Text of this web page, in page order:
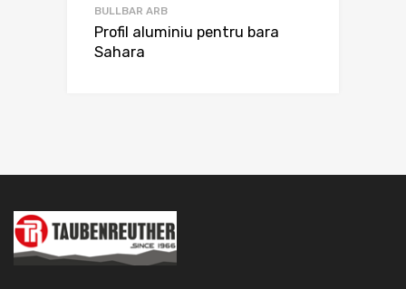
BULLBAR ARB
Profil aluminiu pentru bara
Sahara